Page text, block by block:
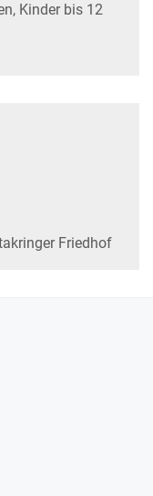
Kinder bis 12
Friedhof